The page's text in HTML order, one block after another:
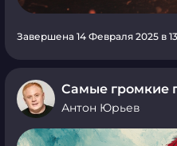
Завершена 14 Февраля 2025 в
Самые громкие
Антон Юрьев